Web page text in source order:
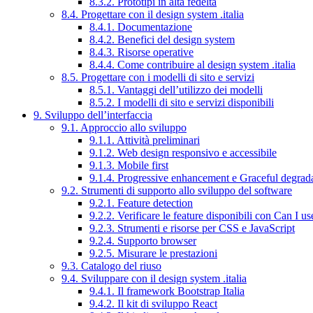
8.4. Progettare con il design system .italia
8.4.1. Documentazione
8.4.2. Benefici del design system
8.4.3. Risorse operative
8.4.4. Come contribuire al design system .italia
8.5. Progettare con i modelli di sito e servizi
8.5.1. Vantaggi dell’utilizzo dei modelli
8.5.2. I modelli di sito e servizi disponibili
9. Sviluppo dell’interfaccia
9.1. Approccio allo sviluppo
9.1.1. Attività preliminari
9.1.2. Web design responsivo e accessibile
9.1.3. Mobile first
9.1.4. Progressive enhancement e Graceful
9.2. Strumenti di supporto allo sviluppo del software
9.2.1. Feature detection
9.2.2. Verificare le feature disponibili con Can I
9.2.3. Strumenti e risorse per CSS e JavaScript
9.2.4. Supporto browser
9.2.5. Misurare le prestazioni
9.3. Catalogo del riuso
9.4. Sviluppare con il design system .italia
9.4.1. Il framework Bootstrap Italia
9.4.2. Il kit di sviluppo React